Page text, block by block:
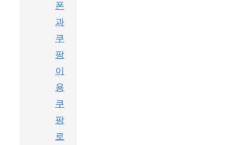
폰
과
쿠
팡
이
용
쿠
팡
로